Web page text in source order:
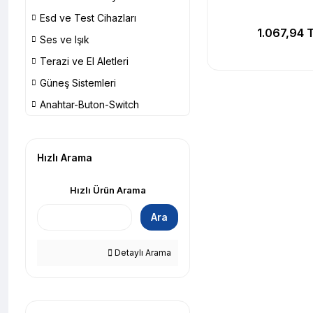
Esd ve Test Cihazları
Ses ve Işık
Terazi ve El Aletleri
Güneş Sistemleri
Anahtar-Buton-Switch
Hızlı Arama
Hızlı Ürün Arama
Ara
Detaylı Arama
1.067,94